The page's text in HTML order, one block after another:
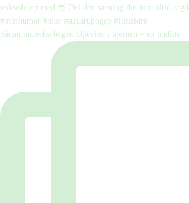
Sådan indledes bogen Djævlen i hjernen – en hudløs